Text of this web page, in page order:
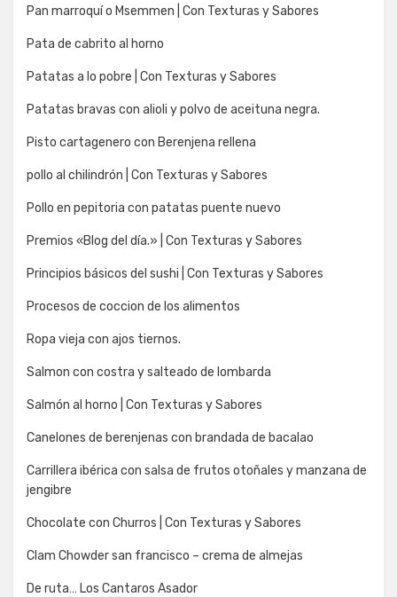
Pan marroquí o Msemmen | Con Texturas y Sabores
Pata de cabrito al horno
Patatas a lo pobre | Con Texturas y Sabores
Patatas bravas con alioli y polvo de aceituna negra.
Pisto cartagenero con Berenjena rellena
pollo al chilindrón | Con Texturas y Sabores
Pollo en pepitoria con patatas puente nuevo
Premios «Blog del día.» | Con Texturas y Sabores
Principios básicos del sushi | Con Texturas y Sabores
Procesos de coccion de los alimentos
Ropa vieja con ajos tiernos.
Salmon con costra y salteado de lombarda
Salmón al horno | Con Texturas y Sabores
Canelones de berenjenas con brandada de bacalao
Carrillera ibérica con salsa de frutos otoñales y manzana de
jengibre
Chocolate con Churros | Con Texturas y Sabores
Clam Chowder san francisco – crema de almejas
De ruta… Los Cantaros Asador